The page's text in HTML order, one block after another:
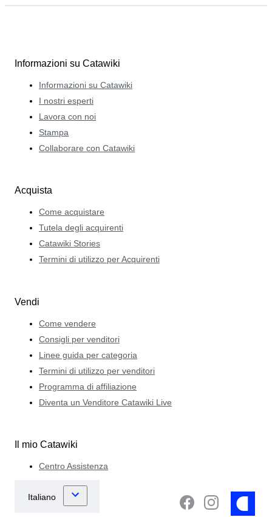
Informazioni su Catawiki
Informazioni su Catawiki
I nostri esperti
Lavora con noi
Stampa
Collaborare con Catawiki
Acquista
Come acquistare
Tutela degli acquirenti
Catawiki Stories
Termini di utilizzo per Acquirenti
Vendi
Come vendere
Consigli per venditori
Linee guida per categoria
Termini di utilizzo per venditori
Programma di affiliazione
Diventa un Venditore Catawiki Live
Il mio Catawiki
Centro Assistenza